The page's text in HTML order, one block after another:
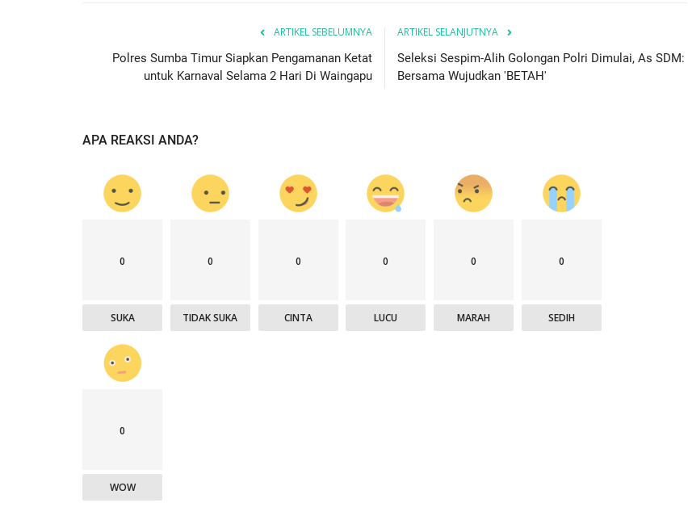
ARTIKEL SEBELUMNYA
Polres Sumba Timur Siapkan Pengamanan Ketat
untuk Karnaval Selama 2 Hari Di Waingapu
ARTIKEL SELANJUTNYA
Seleksi Sespim-Alih Golongan Polri Dimulai, As SDM:
Bersama Wujudkan 'BETAH'
APA REAKSI ANDA?
0
SUKA
0
TIDAK SUKA
0
CINTA
0
LUCU
0
MARAH
0
SEDIH
0
WOW